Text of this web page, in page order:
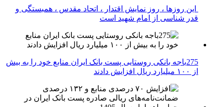
این روزها ، روز نمایش اقتدار ، اتحاد مقدس ، همبستگی و
قدر شناسی از امام شهید است
275باجه بانکی روستایی پست بانک ایران منابع خود را به بیش
از ۱۰۰ میلیارد ریال افزایش دادند